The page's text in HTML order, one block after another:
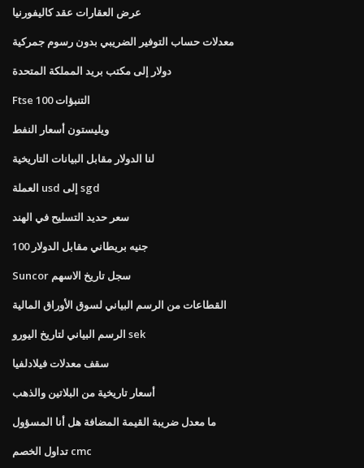
عرض العقارات عقد كاليفورنيا
معدلات حساب التوفير الضريبي بدون رسوم جمركية
دولار إلى مكتب بريد المملكة المتحدة
Ftse 100 التنبؤات
ويليستون أسعار النفط
لنا الدولار مقابل البيانات التاريخية
العملة usd إلى sgd
سعر حديد التسليح في الهند
100 جنيه بريطاني مقابل الدولار
Suncor سجل تاريخ الاسهم
القطاعات من الرسم البياني لسوق الأوراق المالية
الرسم البياني لتاريخ اليورو sek
سقف معدلات فيلادلفيا
أسعار تاريخية من البلاتين والذهب
ما معدل ضريبة القيمة المضافة هل أنا المسؤول
تداول الخصم cmc